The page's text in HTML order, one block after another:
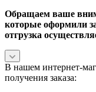
Обращаем ваше
которые оформили
отгрузка
В нашем интернет-
получения заказа: